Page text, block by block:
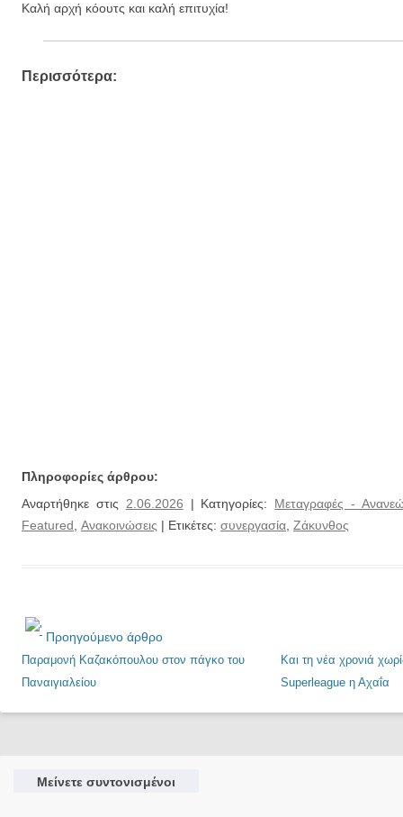
Καλή αρχή κόουτς και καλή επιτυχία!
Περισσότερα:
Πληροφορίες άρθρου:
Αναρτήθηκε στις 2.06.2026 | Κατηγορίες: Μεταγραφές -
Featured, Ανακοινώσεις | Ετικέτες: συνεργασία, Ζάκυνθος
Προηγούμενο άρθρο
Παραμονή Καζακόπουλου στον πάγκο του
Παναιγιαλείου
Και τη νέα χρονιά
Superleague η Αχαΐα
Μείνετε συντονισμένοι